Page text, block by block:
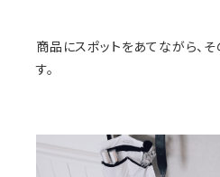
商品にスポットをあてながら、
す。